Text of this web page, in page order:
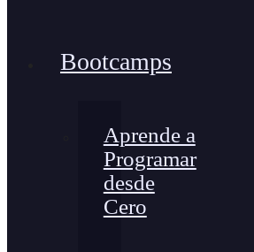
Bootcamps
Aprende a
Programar
desde
Cero